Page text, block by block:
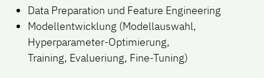
Data Preparation und Feature Engineering
Modellentwicklung (Modellauswahl,
Hyperparameter-Optimierung,
Training, Evalueriung, Fine-Tuning)